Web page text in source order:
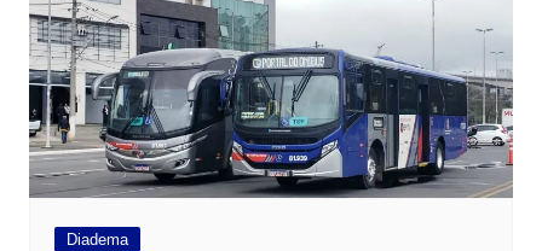
Diadema